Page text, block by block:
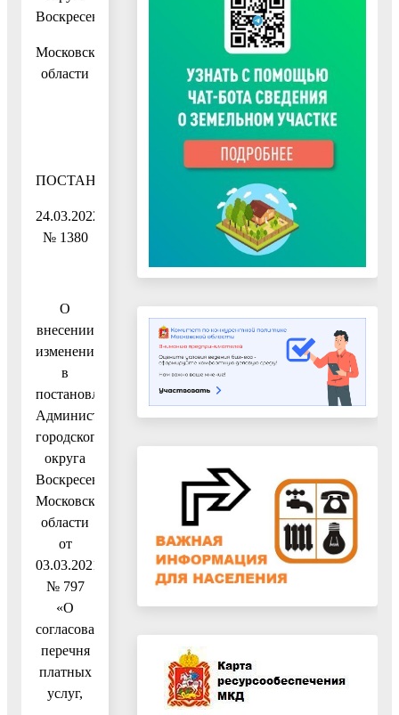
Воскресенск
Московской
области
ПОСТАНОВЛЕНИЕ
24.03.2022
№ 1380
О
внесении
изменений
в
постановление
Администрации
городского
округа
Воскресенск
Московской
области
от
03.03.2021
№ 797
«О
согласовании
перечня
платных
услуг,